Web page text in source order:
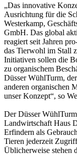
„Das innovative
Ausrichtung für die
Westerkamp,
GmbH. Das global
reagiert seit Jahren
das Tierwohl im Stall
Initiativen sollen die
zu organischem
Düsser WühlTurm,
anderen organischen
unser Konzept“, so
Der Düsser
Landwirtschaft Haus
Erfindern als
Tieren jederzeit
Üblicherweise stehen